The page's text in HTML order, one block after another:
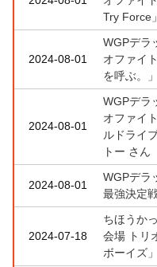
Try Force
2024-08-01
WGPデラ
オファイ
を呼ぶ。
2024-08-01
WGPデラ
オファイ
ルドライ
トー さん
2024-08-01
WGPデラ
最強決定
2024-07-18
ちほうか
会場 トリ
ボーイズ